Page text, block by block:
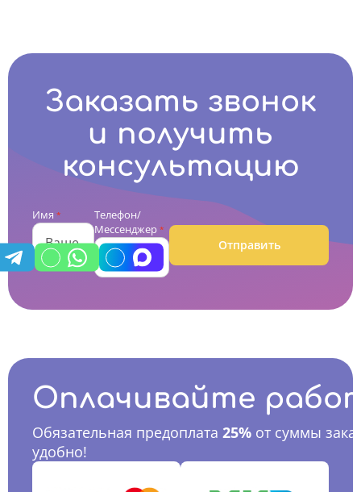
Заказать звонок
и получить
консультацию
Имя *
Телефон/
Мессенджер *
Отправить
Оплачивайте
Обязательная предоплата 25% от суммы
удобно!